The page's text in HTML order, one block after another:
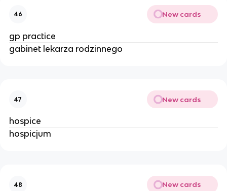
46 New cards
gp practice
gabinet lekarza rodzinnego
47 New cards
hospice
hospicjum
48 New cards